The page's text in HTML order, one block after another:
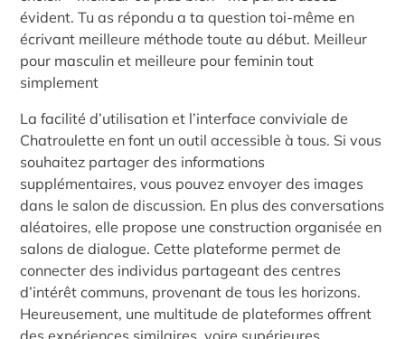
évident. Tu as répondu a ta question toi-même en
écrivant meilleure méthode toute au début. Meilleur
pour masculin et meilleure pour feminin tout
simplement
La facilité d’utilisation et l’interface conviviale de
Chatroulette en font un outil accessible à tous. Si vous
souhaitez partager des informations
supplémentaires, vous pouvez envoyer des images
dans le salon de discussion. En plus des conversations
aléatoires, elle propose une construction organisée en
salons de dialogue. Cette plateforme permet de
connecter des individus partageant des centres
d’intérêt communs, provenant de tous les horizons.
Heureusement, une multitude de plateformes offrent
des expériences similaires, voire supérieures.